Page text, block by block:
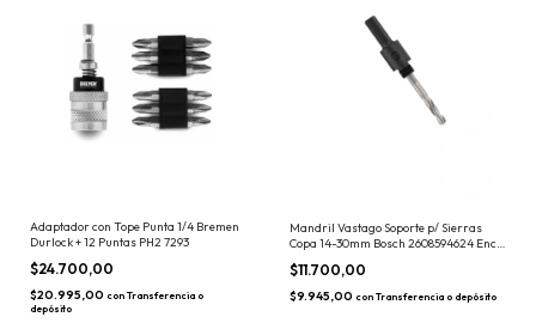
Adaptador con Tope Punta 1/4 Bremen
Durlock + 12 Puntas PH2 7293
$24.700,00
$20.995,00 con Transferencia o
depósito
Mandril Vastago Soporte p/ Sierras
Copa 14-30mm Bosch 2608594624 Enc
Hexagonal
$11.700,00
$9.945,00 con Transferencia o depósito